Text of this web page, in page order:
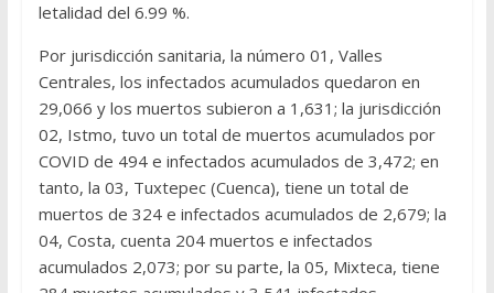
letalidad del 6.99 %.
Por jurisdicción sanitaria, la número 01, Valles
Centrales, los infectados acumulados quedaron en
29,066 y los muertos subieron a 1,631; la jurisdicción
02, Istmo, tuvo un total de muertos acumulados por
COVID de 494 e infectados acumulados de 3,472; en
tanto, la 03, Tuxtepec (Cuenca), tiene un total de
muertos de 324 e infectados acumulados de 2,679; la
04, Costa, cuenta 204 muertos e infectados
acumulados 2,073; por su parte, la 05, Mixteca, tiene